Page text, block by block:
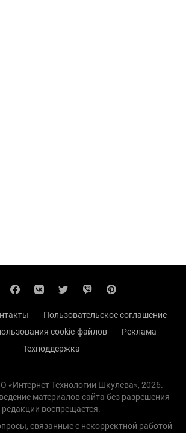
Пользовательское соглашение
cookie-файлов
Реклама
Техподдержка
«Интернет Технологии Шкулева», 2026.
материалов сайта без разрешения
редакции воспрещается.
связанные с некорректной работой